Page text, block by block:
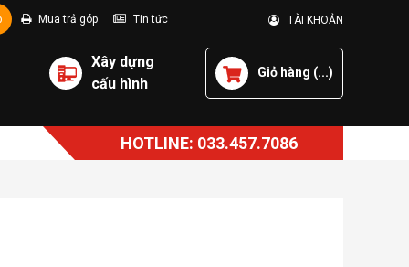
Mua trả góp Tin tức TÀI KHOẢN
Xây dựng
cấu hình
Giỏ hàng (...)
HOTLINE: 033.457.7086